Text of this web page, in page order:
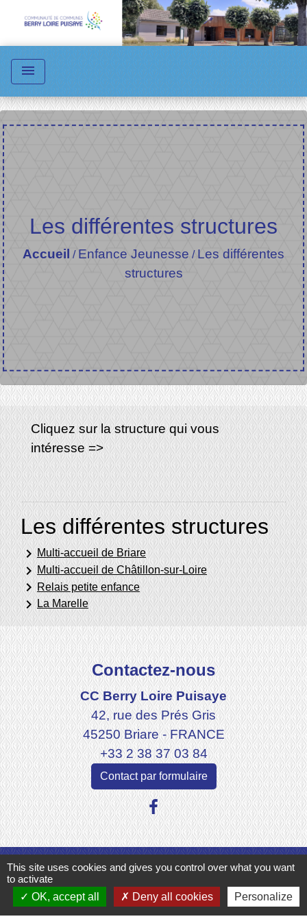
menu
Les différentes structures
Accueil / Enfance Jeunesse / Les différentes
structures
Cliquez sur la structure qui vous
intéresse =>
Les différentes structures
keyboard_arrow_rightMulti-accueil de Briare
keyboard_arrow_rightMulti-accueil de Châtillon-sur-Loire
keyboard_arrow_rightRelais petite enfance
keyboard_arrow_rightLa Marelle
Contactez-nous
CC Berry Loire Puisaye
42, rue des Prés Gris
45250 Briare - FRANCE
+33 2 38 37 03 84
Contact par formulaire
Mentions légales Politique de confidentialité
Accessibilité - Plan du site -
This site uses cookies and gives you control over what you want
to activate
OK, accept all
Deny all cookies Personalize